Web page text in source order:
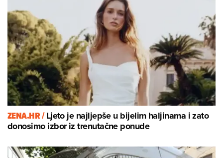
ZENA.HR /Ljeto je najljepše u bijelim haljinama i zato
donosimo izbor iz trenutačne ponude